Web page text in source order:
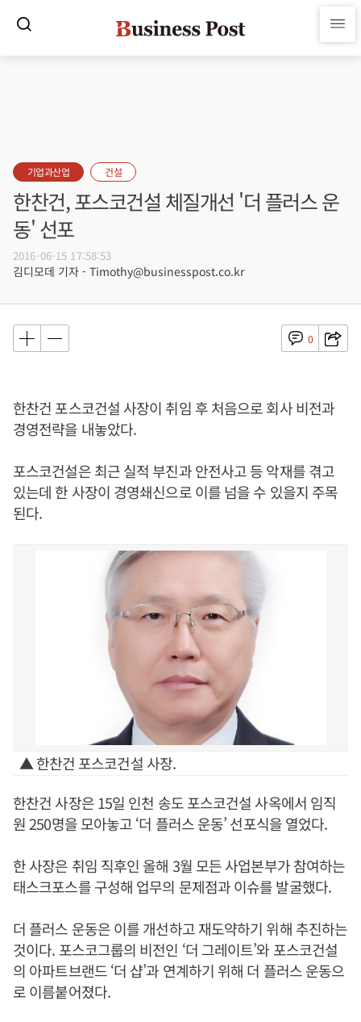
기업과산업 건설
한찬건, 포스코건설 체질개선 '더 플러스 운
동' 선포
2016-06-15 17:58:53
김디모데 기자 - Timothy@businesspost.co.kr
0
한찬건 포스코건설 사장이 취임 후 처음으로 회사 비전과
경영전략을 내놓았다.
포스코건설은 최근 실적 부진과 안전사고 등 악재를 겪고
있는데 한 사장이 경영쇄신으로 이를 넘을 수 있을지 주목
된다.
▲ 한찬건 포스코건설 사장.
한찬건 사장은 15일 인천 송도 포스코건설 사옥에서 임직
원 250명을 모아놓고 ‘더 플러스 운동’ 선포식을 열었다.
한 사장은 취임 직후인 올해 3월 모든 사업본부가 참여하는
태스크포스를 구성해 업무의 문제점과 이슈를 발굴했다.
더 플러스 운동은 이를 개선하고 재도약하기 위해 추진하는
것이다. 포스코그룹의 비전인 ‘더 그레이트’와 포스코건설
의 아파트브랜드 ‘더 샵’과 연계하기 위해 더 플러스 운동으
로 이름붙어졌다.